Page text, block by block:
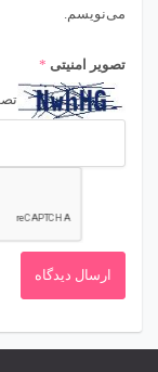
می‌نویسم.
تصویر امنیتی *